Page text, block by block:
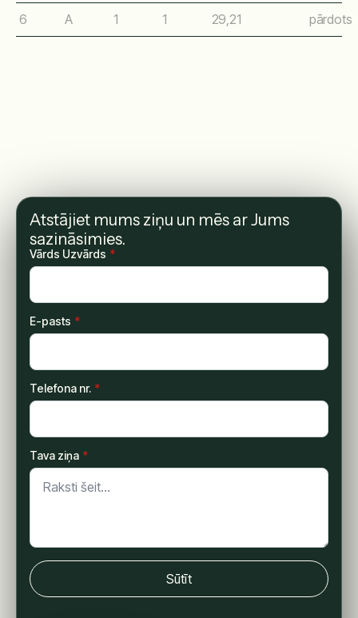
6 A 1 1 29,21 pārdots
Atstājiet mums ziņu un mēs ar Jums
sazināsimies.
Vārds Uzvārds *
E-pasts *
Telefona nr. *
Tava ziņa *
Sūtīt